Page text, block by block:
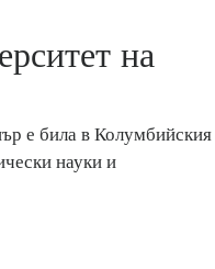
на
е била в Колумбийския
науки и